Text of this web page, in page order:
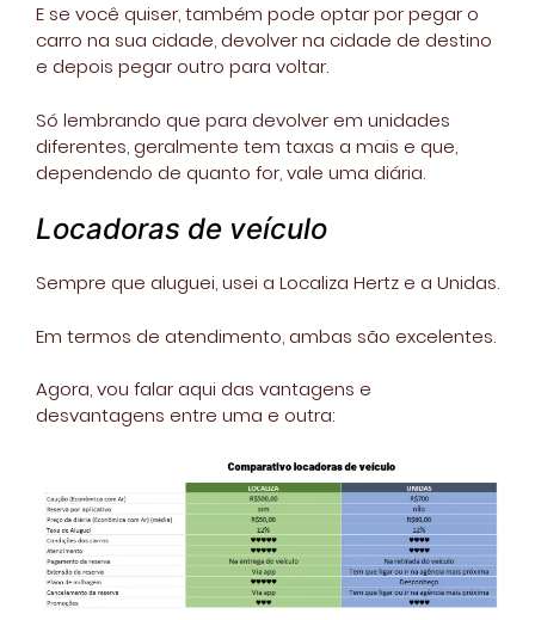
E se você quiser, também pode optar por pegar o
carro na sua cidade, devolver na cidade de destino
e depois pegar outro para voltar.
Só lembrando que para devolver em unidades
diferentes, geralmente tem taxas a mais e que,
dependendo de quanto for, vale uma diária.
Locadoras de veículo
Sempre que aluguei, usei a Localiza Hertz e a Unidas.
Em termos de atendimento, ambas são excelentes.
Agora, vou falar aqui das vantagens e
desvantagens entre uma e outra: